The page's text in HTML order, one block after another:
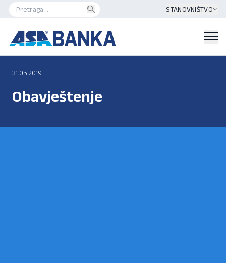
STANOVNIŠTVO
31.05.2019
Obavještenje